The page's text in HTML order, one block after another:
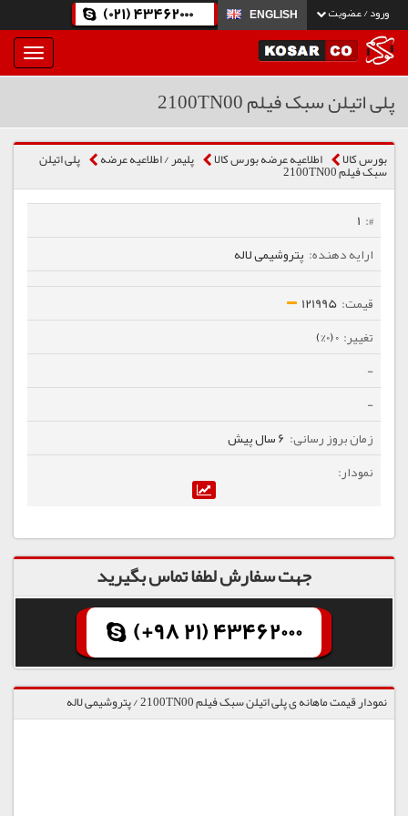
ورود / عضویت ENGLISH
(021) 43462000
بار
و
پلی اتیلن سبک فیلم 2100TN00
بورس کالا اطلاعیه عرضه بورس کالا پلیمر / اطلاعیه عرضه پلی اتیلن
سبک فیلم 2100TN00
1
پتروشیمی لاله
121995
0 (0%)
-
-
6 سال پیش
جهت سفارش لطفا تماس بگیرید
(+98 21) 43462000
نمودار قیمت ماهانه ی پلی اتیلن سبک فیلم 2100TN00 / پتروشیمی لاله